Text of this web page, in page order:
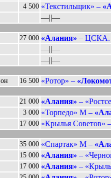
4 500 «Текстильщик» –
––||––
27 000 «Алания» – ЦСКА.
––||––
––||––
16 500 «Ротор» –
21 000 «Алания» –
3 000 «Торпедо» М –
17 000 «Крылья Советов» –
35 000 «Спартак» М –
15 000 «Алания» –
17 000 «Алания» –